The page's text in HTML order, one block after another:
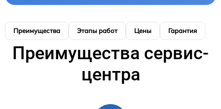
Преимущества Этапы работ Цены Гарантия
Преимущества сервис-
центра